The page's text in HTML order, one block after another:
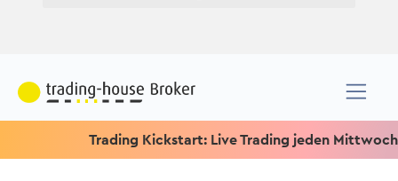
Trading Kickstart: Live Trading jeden Mittwoch um